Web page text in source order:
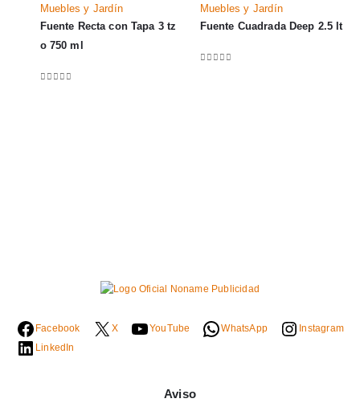
Muebles y Jardín
Fuente Recta con Tapa 3 tz
o 750 ml
Muebles y Jardín
Fuente Cuadrada Deep 2.5 lt
Facebook X YouTube WhatsApp
Instagram
LinkedIn
Aviso